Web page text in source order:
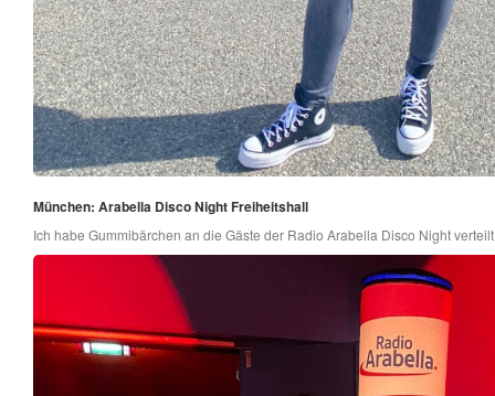
München: Arabella Disco Night Freiheitshall
Ich habe Gummibärchen an die Gäste der Radio Arabella Disco Night